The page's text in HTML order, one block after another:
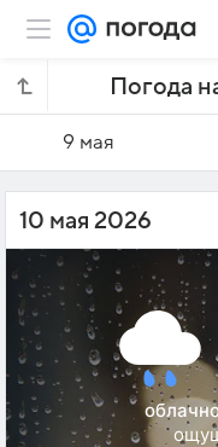
Погода
9 мая
10 мая 2026